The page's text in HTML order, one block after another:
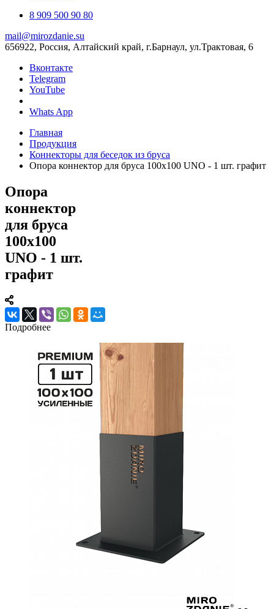
8 909 500 90 80
mail@mirozdanie.su
656922, Россия, Алтайский край, г.Барнаул, ул.Трактовая, 6
Вконтакте
Telegram
YouTube
Whats App
Главная
Продукция
Коннекторы для беседок из бруса
Опора коннектор для бруса 100x100 UNO - 1 шт. графит
Опора
коннектор
для бруса
100x100
UNO - 1 шт.
графит
Подробнее